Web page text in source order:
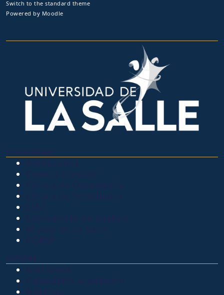
Switch to the standard theme
Powered by Moodle